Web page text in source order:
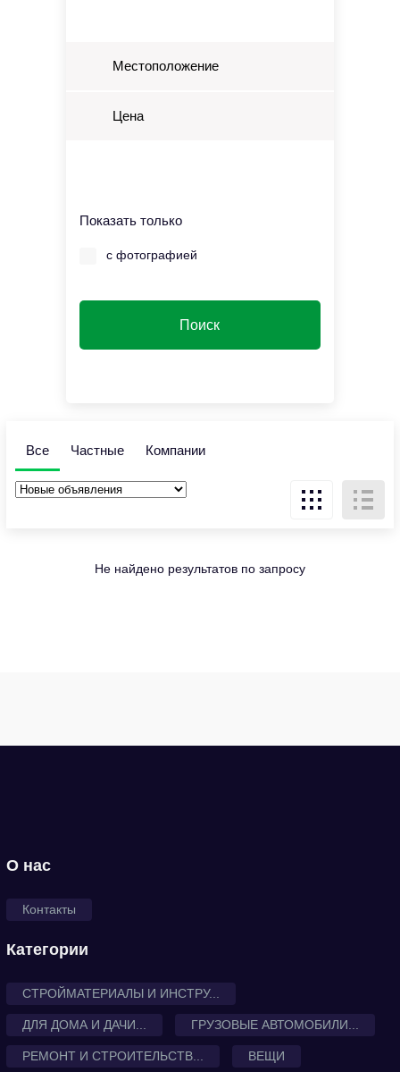
Местоположение
Цена
Показать только
с фотографией
Все Частные Компании
Не найдено результатов по запросу
О нас
Контакты
Категории
СТРОЙМАТЕРИАЛЫ И ИНСТРУ...
ДЛЯ ДОМА И ДАЧИ... ГРУЗОВЫЕ АВТОМОБИЛИ...
РЕМОНТ И СТРОИТЕЛЬСТВ... ВЕЩИ